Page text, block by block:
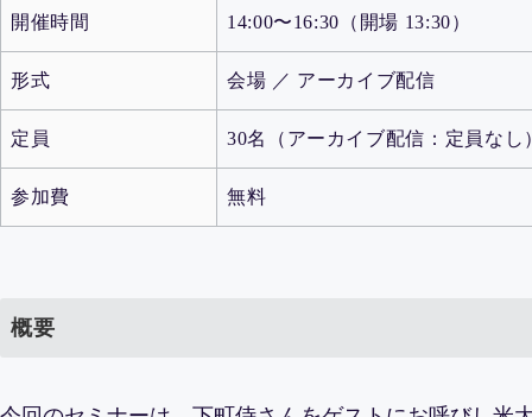
開催時間 14:00〜16:30（開場 13:30）
形式 会場 ／ アーカイブ配信
定員 30名（アーカイブ配信：定員なし
参加費 無料
概要